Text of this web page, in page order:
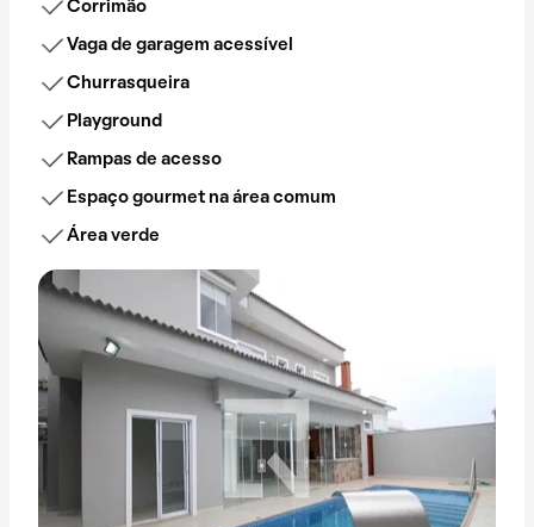
Corrimão
Vaga de garagem acessível
Churrasqueira
Playground
Rampas de acesso
Espaço gourmet na área comum
Área verde